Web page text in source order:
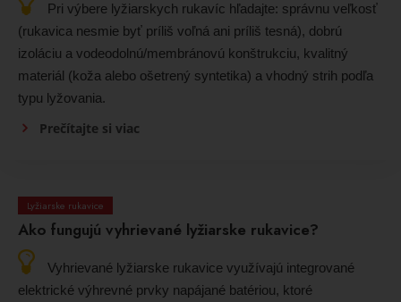
Pri výbere lyžiarskych rukavíc hľadajte: správnu veľkosť
(rukavica nesmie byť príliš voľná ani príliš tesná), dobrú
izoláciu a vodeodolnú/membránovú konštrukciu, kvalitný
materiál (koža alebo ošetrený syntetika) a vhodný strih podľa
typu lyžovania.
Prečítajte si viac
Lyžiarske rukavice
Ako fungujú vyhrievané lyžiarske rukavice?
Vyhrievané lyžiarske rukavice využívajú integrované
elektrické výhrevné prvky napájané batériou, ktoré